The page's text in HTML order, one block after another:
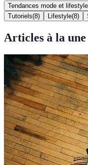
Tendances mode et lifestyle
Tutoriels(8) Lifestyle(8)
Articles à la une